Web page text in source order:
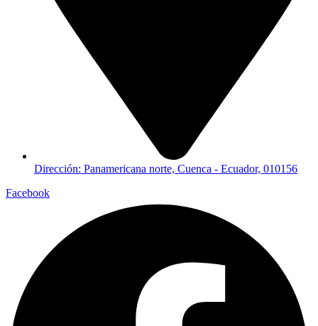
Dirección: Panamericana norte, Cuenca - Ecuador, 010156
Facebook